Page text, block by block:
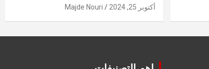
أكتوبر 25, 2024 Majde Nouri